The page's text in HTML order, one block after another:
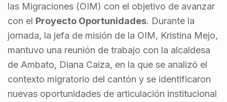
las Migraciones (OIM) con el objetivo de avanzar
con el Proyecto Oportunidades. Durante la
jornada, la jefa de misión de la OIM, Kristina Mejo,
mantuvo una reunión de trabajo con la alcaldesa
de Ambato, Diana Caiza, en la que se analizó el
contexto migratorio del cantón y se identificaron
nuevas oportunidades de articulación institucional